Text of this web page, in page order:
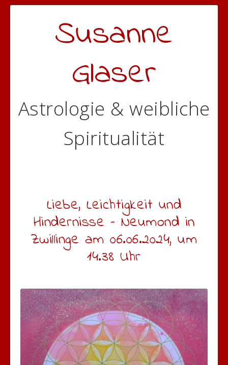
Susanne
Glaser
Astrologie & weibliche
Spiritualität
Liebe, Leichtigkeit und
Hindernisse – Neumond in
Zwillinge am 06.06.2024, um
14.38 Uhr